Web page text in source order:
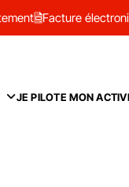
Facture
JE PILOTE MON